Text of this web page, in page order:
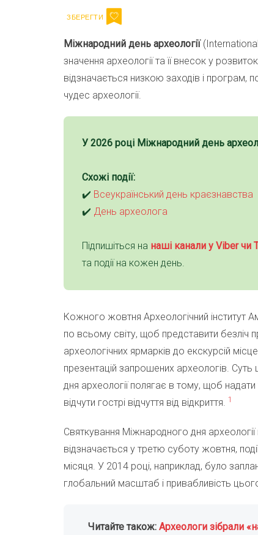
Міжнародний день археології
значення археології та її внесок у
відзначається низкою заходів і програм,
чудес археології.
У2026 році Міжнародний день
Схожі події:
✔️ Всеукраїнський день краєзнавства
✔️ День археолога
Підпишіться на наші канали у Viber чи
та події на кожен день.
Кожного жовтня Археологічний інститут
по всьому світу, щоб представити безліч
археологічних ярмарків до екскурсій
презентацій запрошених археологів.
дня археології полягає в тому, щоб
відчути гострі відчуття від відкриття. 1
Святкування Міжнародного дня
відзначається у третю суботу жовтня,
місяця. У 2014 році, наприклад, було
глобальний масштаб і привабливість
Читайте також: Археологи зібрали